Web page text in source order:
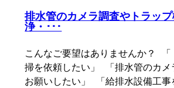
排水管のカメラ調査やトラッ
浄・･･･
こんなご要望はありませんか？ 「
掃を依頼したい」 「排水管のカメ
お願いしたい」 「給排水設備工事